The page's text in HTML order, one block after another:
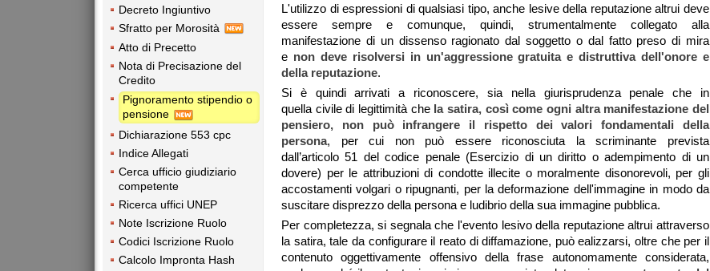
Decreto Ingiuntivo
Sfratto per Morosità
Atto di Precetto
Nota di Precisazione del
Credito
Pignoramento stipendio o
pensione
Dichiarazione 553 cpc
Indice Allegati
Cerca ufficio giudiziario
competente
Ricerca uffici UNEP
Note Iscrizione Ruolo
Codici Iscrizione Ruolo
Calcolo Impronta Hash
L'utilizzo di espressioni di qualsiasi tipo, anche lesive della reputazione altrui deve
essere sempre e comunque, quindi, strumentalmente collegato alla
manifestazione di un dissenso ragionato dal soggetto o dal fatto preso di mira
e non deve risolversi in un'aggressione gratuita e distruttiva dell'onore e
della reputazione.
Si è quindi arrivati a riconoscere, sia nella giurisprudenza penale che in
quella civile di legittimità che la satira, così come ogni altra manifestazione del
pensiero, non può infrangere il rispetto dei valori fondamentali della
persona, per cui non può essere riconosciuta la scriminante prevista
dall’articolo 51 del codice penale (Esercizio di un diritto o adempimento di un
dovere) per le attribuzioni di condotte illecite o moralmente disonorevoli, per gli
accostamenti volgari o ripugnanti, per la deformazione dell'immagine in modo da
suscitare disprezzo della persona e ludibrio della sua immagine pubblica.
Per completezza, si segnala che l'evento lesivo della reputazione altrui attraverso
la satira, tale da configurare il reato di diffamazione, può ealizzarsi, oltre che per il
contenuto oggettivamente offensivo della frase autonomamente considerata,